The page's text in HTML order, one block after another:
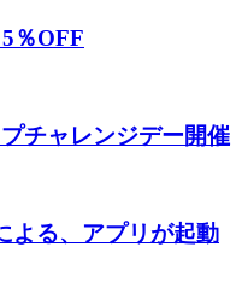
％OFF
チャレンジデー開催
よる、アプリが起動